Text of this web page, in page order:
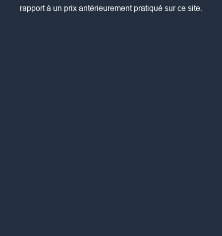
rapport à un prix antérieurement pratiqué sur ce site.